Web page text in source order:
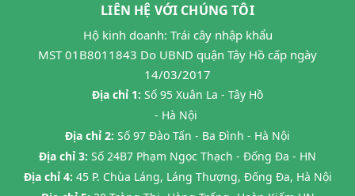
LIÊN HỆ VỚI CHÚNG TÔI
Hộ kinh doanh: Trái cây nhập khẩu
MST 01B8011843 Do UBND quận Tây Hồ cấp ngày
14/03/2017
Địa chỉ 1: Số 95 Xuân La - Tây Hồ
- Hà Nội
Địa chỉ 2: Số 97 Đào Tấn - Ba Đình - Hà Nội
Địa chỉ 3: Số 24B7 Phạm Ngọc Thạch - Đống Đa - HN
Địa chỉ 4: 45 P. Chùa Láng, Láng Thượng, Đống Đa, Hà Nội